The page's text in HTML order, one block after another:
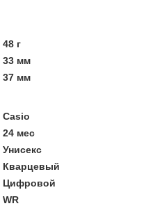
48 г
33 мм
37 мм
Casio
24 мес
Унисекс
Кварцевый
Цифровой
WR